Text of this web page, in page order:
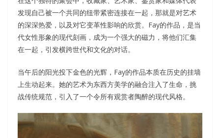
发现自己被一个共同的纽带紧密连接在一起，那就是对艺术
的深深热爱，以及对它变革性影响的欣赏。Fay的作品，是当
代女性形象的现代刻画，成为一个强大的磁力，将他们汇集
在一起，引发横跨世代和文化的对话。
当午后的阳光投下金色的光辉，Fay的作品本质在历史的挂墙
上生动起来。她的艺术为东西方美学的融合注入了生命，挑
战传统规范，引入了一个令所有观赏者陶醉的现代风格。